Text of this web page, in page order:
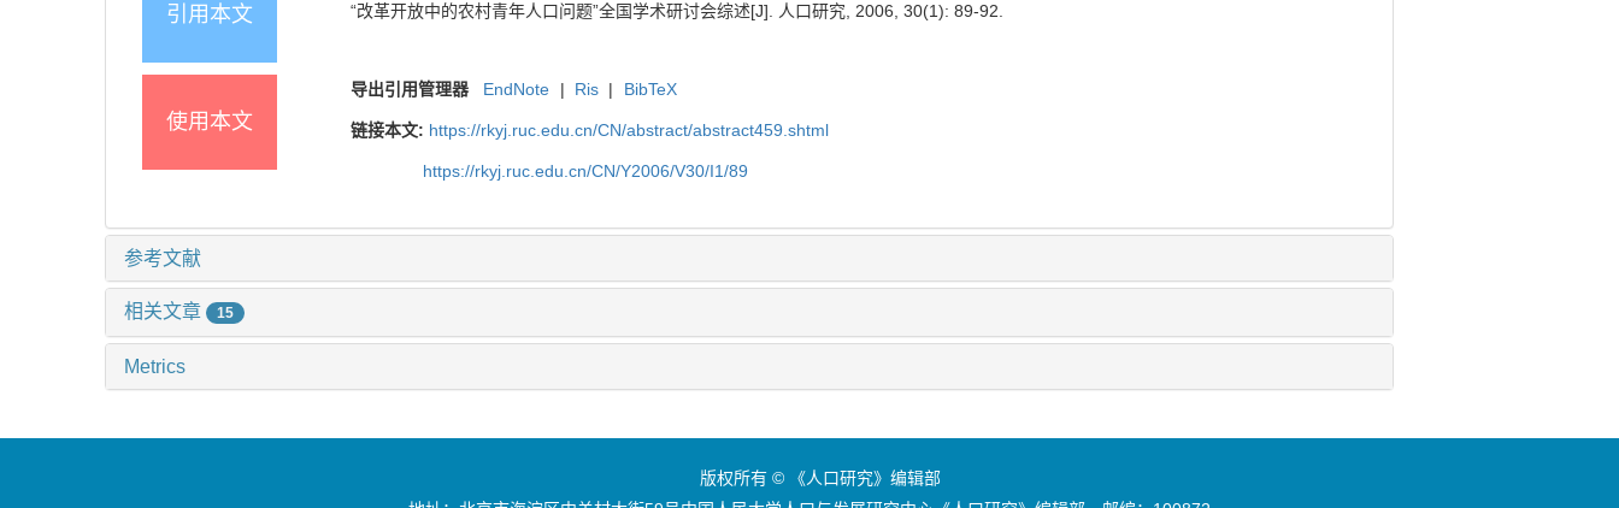
引用本文
“改革开放中的农村青年人口问题”全国学术研讨会综述[J]. 人口研究, 2006, 30(1): 89-92.
使用本文
导出引用管理器 EndNote | Ris | BibTeX
链接本文: https://rkyj.ruc.edu.cn/CN/abstract/abstract459.shtml
https://rkyj.ruc.edu.cn/CN/Y2006/V30/I1/89
参考文献
相关文章 15
Metrics
版权所有 © 《人口研究》编辑部